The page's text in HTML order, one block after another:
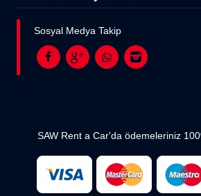
Sosyal Medya Takip
SAW Rent a Car'da ödemeleriniz